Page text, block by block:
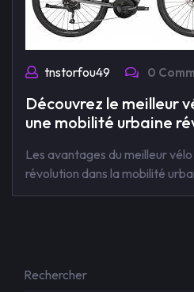
tnstorfou49 0
Découvrez le meilleur
une mobilité urbaine
Les avantages du meilleur
révolution dans la mobilité
Rechercher